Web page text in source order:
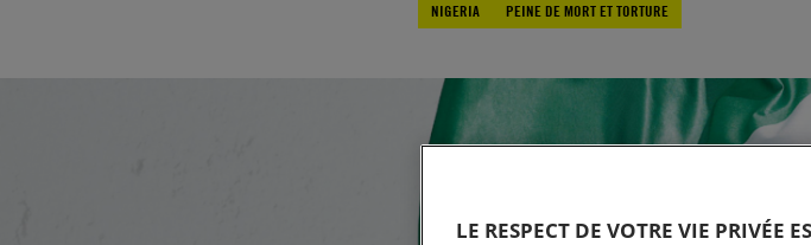
NIGERIA
PEINE DE MORT ET TORTURE
LE RESPECT DE VOTRE VIE PRIVÉE